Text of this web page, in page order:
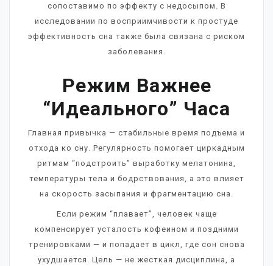
сопоставимо по эффекту с недосыпом. В
исследовании по восприимчивости к простуде
эффективность сна также была связана с риском
заболевания.
Режим Важнее
“идеального” Часа
Главная привычка — стабильные время подъема и
отхода ко сну. Регулярность помогает циркадным
ритмам “подстроить” выработку мелатонина,
температуры тела и бодрствования, а это влияет
на скорость засыпания и фрагментацию сна.
Если режим “плавает”, человек чаще
компенсирует усталость кофеином и поздними
тренировками — и попадает в цикл, где сон снова
ухудшается. Цель — не жесткая дисциплина, а